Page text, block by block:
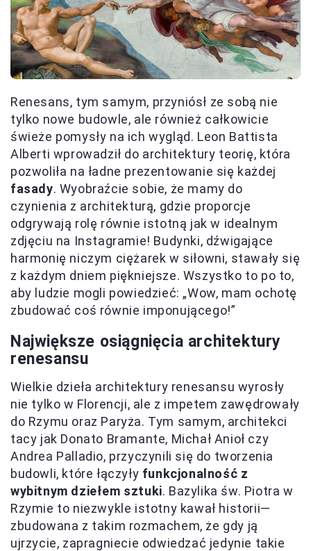
Renesans, tym samym, przyniósł ze sobą nie
tylko nowe budowle, ale również całkowicie
świeże pomysły na ich wygląd. Leon Battista
Alberti wprowadził do architektury teorię, która
pozwoliła na ładne prezentowanie się każdej
fasady. Wyobraźcie sobie, że mamy do
czynienia z architekturą, gdzie proporcje
odgrywają rolę równie istotną jak w idealnym
zdjęciu na Instagramie! Budynki, dźwigające
harmonię niczym ciężarek w siłowni, stawały się
z każdym dniem piękniejsze. Wszystko to po to,
aby ludzie mogli powiedzieć: „Wow, mam ochotę
zbudować coś równie imponującego!”
Największe osiągnięcia architektury
renesansu
Wielkie dzieła architektury renesansu wyrosły
nie tylko w Florencji, ale z impetem zawędrowały
do Rzymu oraz Paryża. Tym samym, architekci
tacy jak Donato Bramante, Michał Anioł czy
Andrea Palladio, przyczynili się do tworzenia
budowli, które łączyły funkcjonalność z
wybitnym dziełem sztuki. Bazylika św. Piotra w
Rzymie to niezwykle istotny kawał historii—
zbudowana z takim rozmachem, że gdy ją
ujrzycie, zapragniecie odwiedzać jedynie takie